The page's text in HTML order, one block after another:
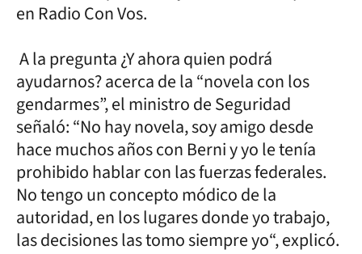
en Radio Con Vos.
A la pregunta ¿Y ahora quien podrá
ayudarnos? acerca de la “novela con los
gendarmes”, el ministro de Seguridad
señaló: “No hay novela, soy amigo desde
hace muchos años con Berni y yo le tenía
prohibido hablar con las fuerzas federales.
No tengo un concepto módico de la
autoridad, en los lugares donde yo trabajo,
las decisiones las tomo siempre yo“, explicó.